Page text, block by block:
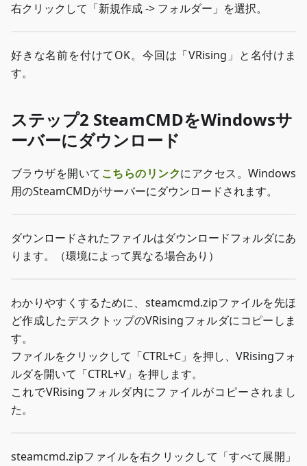
右クリックして「新規作成 -> フォルダー」を選択。
好きな名前を付けてOK。今回は「VRising」と名付けま
す。
ステップ2 SteamCMDをWindowsサ
ーバーにダウンロード
ブラウザを開いて こちらのリンクにアクセス。Windows
用のSteamCMDがサーバーにダウンロードされます。
ダウンロードされたファイルはダウンロードフォルダにあ
ります。（環境によって異なる場合あり）
わかりやすくするために、steamcmd.zipファイルを先ほ
ど作成したデスクトップのVRisingフォルダにコピーしま
す。
ファイルをクリックして「CTRL+C」を押し、VRisingフォ
ルダを開いて「CTRL+V」を押します。
これでVRisingフォルダ内にファイルがコピーされまし
た。
steamcmd.zipファイルを右クリックして「すべて展開」